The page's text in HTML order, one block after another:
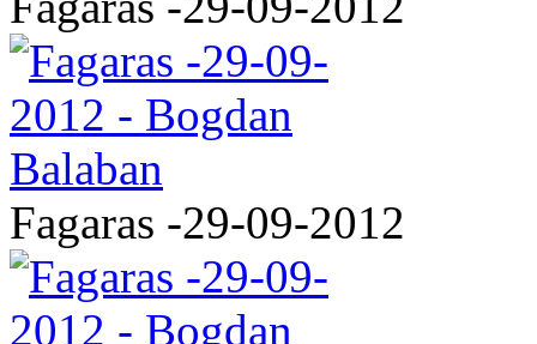
Fagaras -29-09-2012